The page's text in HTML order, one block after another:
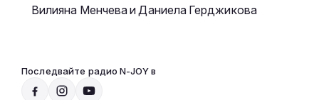
Вилияна Менчева и Даниела Герджикова
Последвайте радио N-JOY в
20:00 - 07:00